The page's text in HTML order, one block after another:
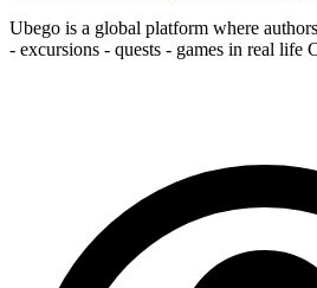
Ubego is a global platform where
- excursions - quests - games in real life